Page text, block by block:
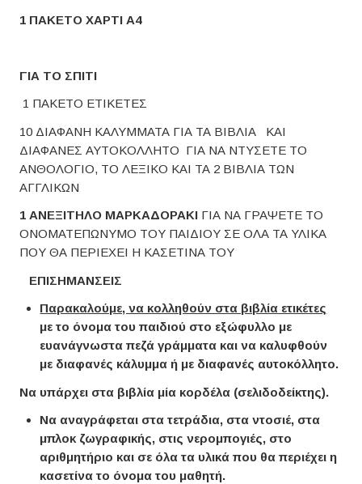
1 ΠΑΚΕΤΟ ΧΑΡΤΙ Α4
ΓΙΑ ΤΟ ΣΠΙΤΙ
1 ΠΑΚΕΤΟ ΕΤΙΚΕΤΕΣ
10 ΔΙΑΦΑΝΗ ΚΑΛΥΜΜΑΤΑ ΓΙΑ ΤΑ ΒΙΒΛΙΑ ΚΑΙ
ΔΙΑΦΑΝΕΣ ΑΥΤΟΚΟΛΛΗΤΟ ΓΙΑ ΝΑ ΝΤΥΣΕΤΕ ΤΟ
ΑΝΘΟΛΟΓΙΟ, ΤΟ ΛΕΞΙΚΟ ΚΑΙ ΤΑ 2 ΒΙΒΛΙΑ ΤΩΝ
ΑΓΓΛΙΚΩΝ
1 ΑΝΕΞΙΤΗΛΟ ΜΑΡΚΑΔΟΡΑΚΙ ΓΙΑ ΝΑ ΓΡΑΨΕΤΕ ΤΟ
ΟΝΟΜΑΤΕΠΩΝΥΜΟ ΤΟΥ ΠΑΙΔΙΟΥ ΣΕ ΟΛΑ ΤΑ ΥΛΙΚΑ
ΠΟΥ ΘΑ ΠΕΡΙΕΧΕΙ Η ΚΑΣΕΤΙΝΑ ΤΟΥ
ΕΠΙΣΗΜΑΝΣΕΙΣ
Παρακαλούμε, να κολληθούν στα βιβλία ετικέτες
με το όνομα τουπαιδιού στο εξώφυλλο με
ευανάγνωσταπεζά γράμματα και να καλυφθούν
με διαφανές κάλυμμα ή με διαφανές αυτοκόλλητο.
Να υπάρχει στα βιβλία μία κορδέλα (σελιδοδείκτης).
Να αναγράφεται στα τετράδια, στα ντοσιέ, στα
μπλοκ ζωγραφικής, στις νερομπογιές, στο
αριθμητήριο και σε όλα τα υλικά που θα περιέχει η
κασετίνα το όνομα του μαθητή.